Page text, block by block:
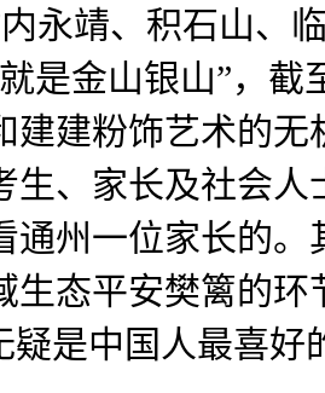
靖、积石山、临
是金山银山”，
建建粉饰艺术的
生、家长及社会
通州一位家长的
生态平安樊篱的
是中国人最喜好